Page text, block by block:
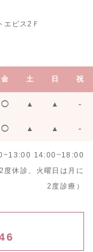
ビス2Ｆ
金 土 日 祝
◯ ▲ ▲ -
◯ ▲ ▲ -
14:00~18:00
休診、火曜日は月に
2度診療）